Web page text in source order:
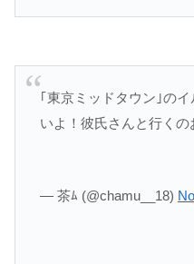
｢東京ミッドタウン｣の
いよ！彼氏さんと行くの
— 茶ﾑ (@chamu__18)